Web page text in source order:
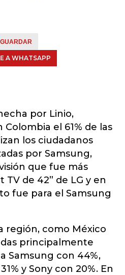
GUARDAR
A WHATSAPP
por Linio,
el 61% de las
los ciudadanos
por Samsung,
que fue más
de 42” de LG y en
fue para el Samsung
región, como México
principalmente
Samsung con 44%,
y Sony con 20%. En